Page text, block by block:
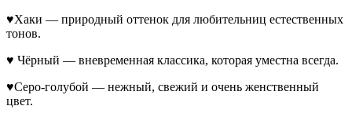
♥Хаки — природный оттенок для любительниц естественных
тонов.
♥ Чёрный — вневременная классика, которая уместна всегда.
♥Серо-голубой — нежный, свежий и очень женственный
цвет.